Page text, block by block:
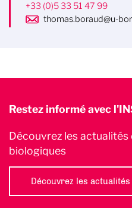
+33 (0)5 33 51 47 99
thomas.boraud@u-
Restez informé avec
Découvrez les actualités
biologiques
Découvrez les actualités